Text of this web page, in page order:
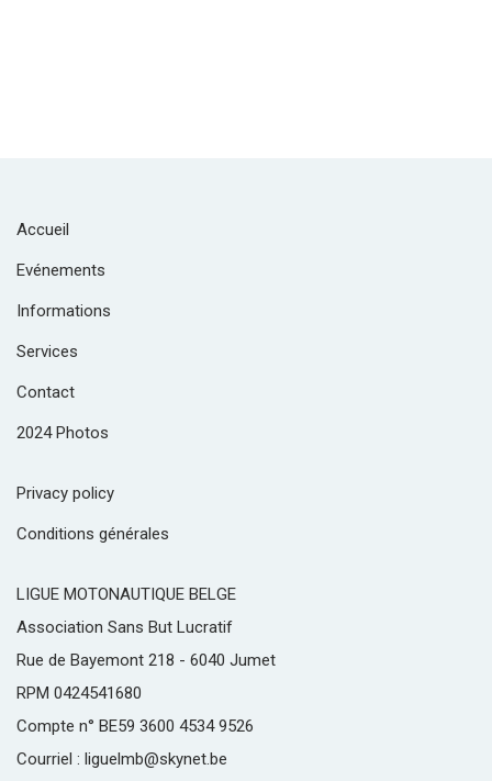
Accueil
Evénements
Informations
Services
Contact
2024 Photos
Privacy policy
Conditions générales
LIGUE MOTONAUTIQUE BELGE
Association Sans But Lucratif
Rue de Bayemont 218 - 6040 Jumet
RPM 0424541680
Compte n° BE59 3600 4534 9526
Courriel : liguelmb@skynet.be